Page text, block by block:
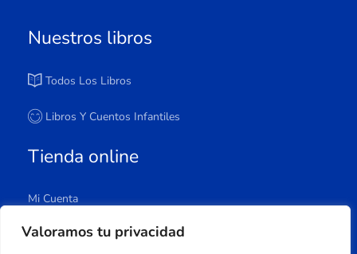
Valoramos tu privacidad
Nuestros libros
Todos Los Libros
Libros Y Cuentos Infantiles
Tienda online
Mi Cuenta
Carrito